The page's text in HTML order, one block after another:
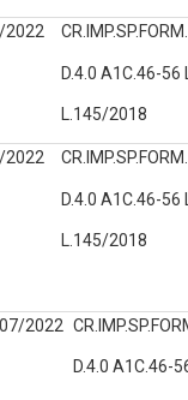
2022
D.4.0 A1C.46-
L.145/2018
2022
D.4.0 A1C.46-
L.145/2018
2022
D.4.0 A1C.46-